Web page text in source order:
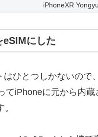
iPhoneXR
eSIMにした
はひとつしかないので
てiPhoneに元から内